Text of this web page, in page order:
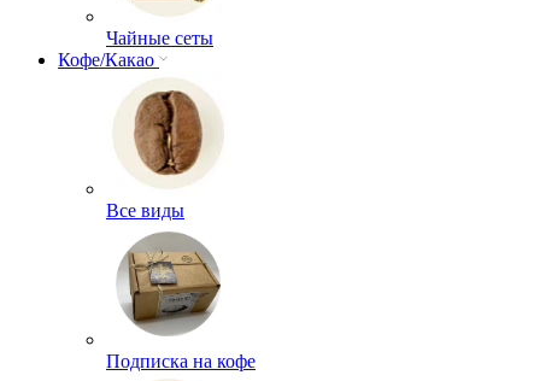
Чайные сеты
Кофе/Какао
Все виды
Подписка на кофе